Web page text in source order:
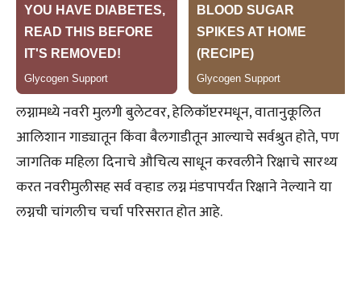
लग्नामध्ये नवरी मुलगी बुलेटवर, हेलिकॉप्टरमधून, वातानुकूलित
आलिशान गाड्यातून किंवा बैलगाडीतून आल्याचे सर्वश्रुत होते, पण
जागतिक महिला दिनाचे औचित्य साधून करवलीने रिक्षाचे सारथ्य
करत नवरीमुलीसह सर्व वऱ्हाड लग्न मंडपापर्यंत रिक्षाने नेल्याने या
लग्नची चांगलीच चर्चा परिसरात होत आहे.